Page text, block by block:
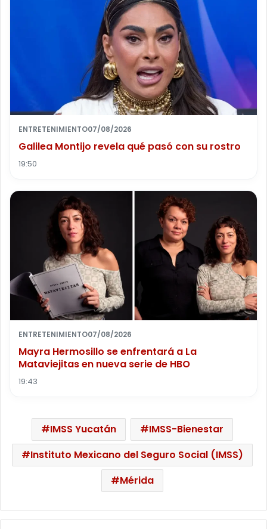
ENTRETENIMIENTO07/08/2026
Galilea Montijo revela qué pasó con su rostro
19:50
ENTRETENIMIENTO07/08/2026
Mayra Hermosillo se enfrentará a La
Mataviejitas en nueva serie de HBO
19:43
IMSS Yucatán
IMSS-Bienestar
Instituto Mexicano del Seguro Social (IMSS)
Mérida